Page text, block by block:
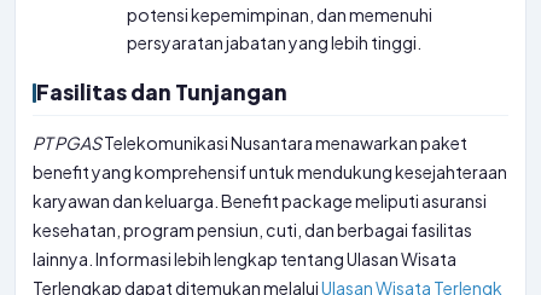
potensi kepemimpinan, dan memenuhi
persyaratan jabatan yang lebih tinggi.
Fasilitas dan Tunjangan
PTPGASTelekomunikasi Nusantara menawarkan paket
benefit yang komprehensif untuk mendukung kesejahteraan
karyawan dan keluarga. Benefit package meliputi asuransi
kesehatan, program pensiun, cuti, dan berbagai fasilitas
lainnya. Informasi lebih lengkap tentang Ulasan Wisata
Terlengkap dapat ditemukan melaluiUlasan Wisata Terlengk